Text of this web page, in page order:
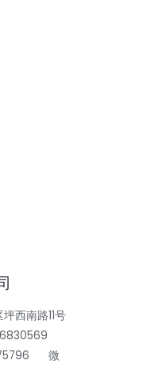
社区坪西南路11号
微